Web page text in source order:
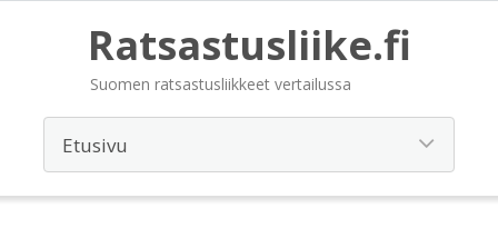
Ratsastusliike.fi
Suomen ratsastusliikkeet vertailussa